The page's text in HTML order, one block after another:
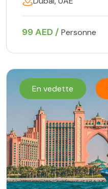
99 AED / Personne
En vedette